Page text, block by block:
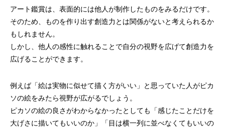
アート鑑賞は、表面的には他人が制作したものをみるだけです。
そのため、ものを作り出す創造力とは関係がないと考えられるか
もしれません。
しかし、他人の感性に触れることで自分の視野を広げて創造力を
広げることができます。
例えば「絵は実物に似せて描く方がいい」と思っていた人がピカ
ソの絵をみたら視野が広がるでしょう。
ピカソの絵の良さがわからなかったとしても「感じたことだけを
大げさに描いてもいいのか」「目は横一列に並べなくてもいいの